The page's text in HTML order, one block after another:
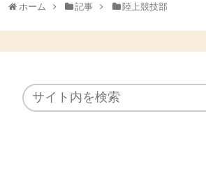
ホーム 記事 陸上競技部